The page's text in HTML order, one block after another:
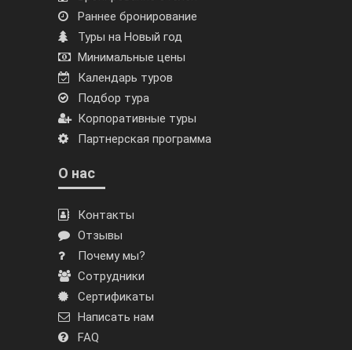
Раннее бронирование
Туры на Новый год
Минимальные цены
Календарь туров
Подбор тура
Корпоративные туры
Партнерская программа
О нас
Контакты
Отзывы
Почему мы?
Сотрудники
Сертификаты
Написать нам
FAQ